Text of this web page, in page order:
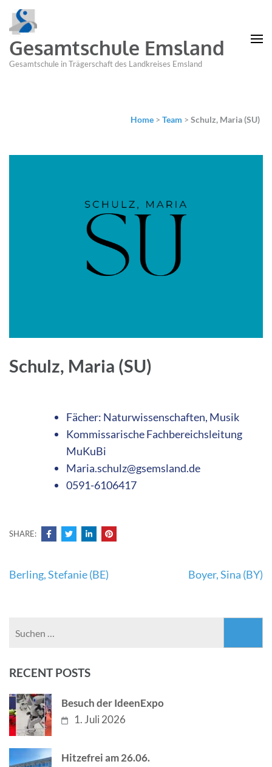
Gesamtschule Emsland
Gesamtschule in Trägerschaft des Landkreises Emsland
Home > Team > Schulz, Maria (SU)
Schulz, Maria (SU)
Fächer: Naturwissenschaften, Musik
Kommissarische Fachbereichsleitung
MuKuBi
Maria.schulz@gsemsland.de
0591-6106417
SHARE:
Beitragsnavigation
Berling, Stefanie (BE) Boyer, Sina (BY)
RECENT POSTS
Besuch der IdeenExpo
1. Juli 2026
Hitzefrei am 26.06.